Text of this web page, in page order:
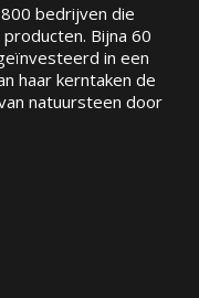
bedrijven die
Bijna 60
in een
haar kerntaken de
natuursteen door